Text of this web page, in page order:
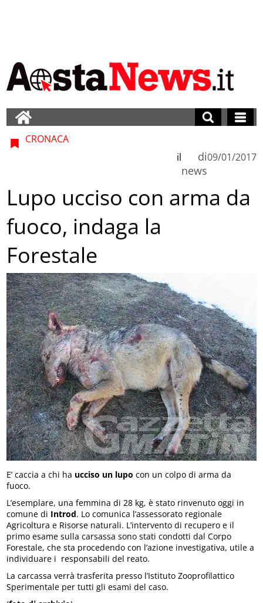
CRONACA
di
news
il 09/01/2017
Lupo ucciso con arma da
fuoco, indaga la
Forestale
E’ caccia a chi ha ucciso un lupo con un colpo di arma da
fuoco.
L’esemplare, una femmina di 28 kg, è stato rinvenuto oggi in
comune di Introd. Lo comunica l’assessorato regionale
Agricoltura e Risorse naturali. L’intervento di recupero e il
primo esame sulla carsassa sono stati condotti dal Corpo
Forestale, che sta procedendo con l’azione investigativa, utile a
individuare i responsabili del reato.
La carcassa verrà trasferita presso l’Istituto Zooprofilattico
Sperimentale per tutti gli esami del caso.